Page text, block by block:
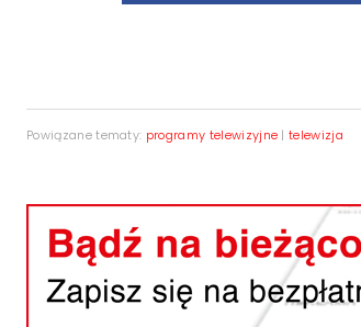
Powiązane tematy: programy telewizyjne |telewizja